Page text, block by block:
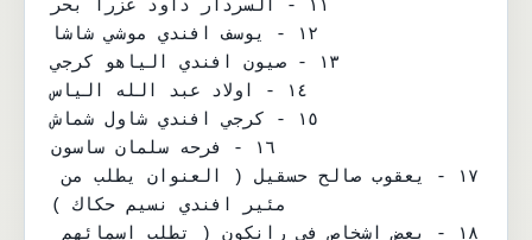
١١ - السردار داود عزرا بحر
١٢ - يوسف افندي موشي شاشا
١٣ - صيون افندي الياهو كرجي
١٤ - اولاد عبد الله الياس
١٥ - كرجي افندي شاول شماش
١٦ - فرحه سلمان ساسون
١٧ - يعقوب صالح حسقيل ( العنوان يطلب من
مئير افندي نسيم حكاك )
١٨ - بعض اشخاص في رانكون ( تطلب اسمائهم